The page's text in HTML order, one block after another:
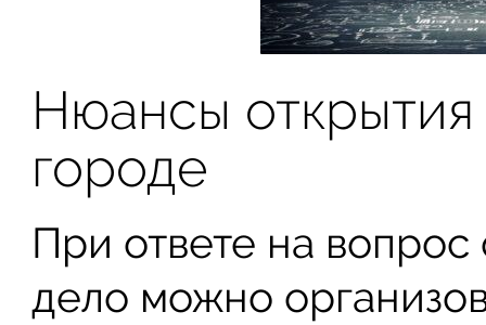
Нюансы
городе
При ответе на
дело можно